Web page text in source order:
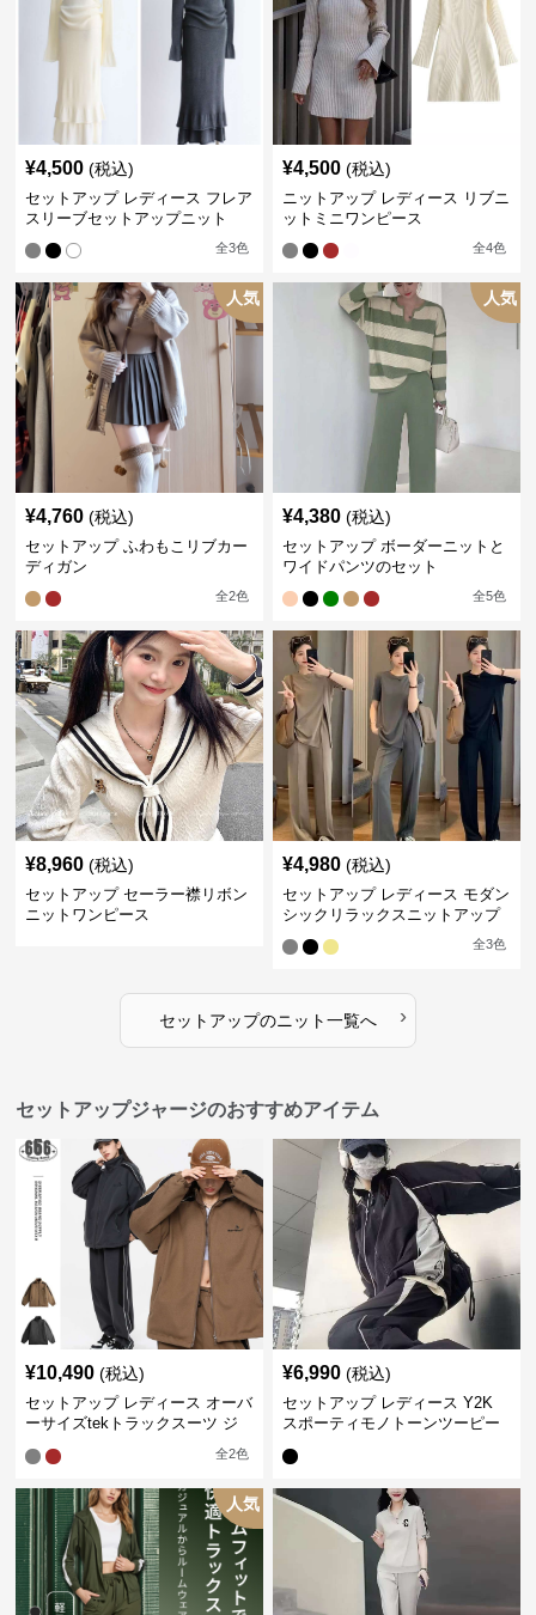
¥4,500 (税込)
セットアップ レディース フレア
スリーブセットアップニット
全3色
¥4,500 (税込)
ニットアップ レディース リブニ
ットミニワンピース
全4色
人気
¥4,760 (税込)
セットアップ ふわもこリブカー
ディガン
全2色
人気
¥4,380 (税込)
セットアップ ボーダーニットと
ワイドパンツのセット
全5色
¥8,960 (税込)
セットアップ セーラー襟リボン
ニットワンピース
¥4,980 (税込)
セットアップ レディース モダン
シックリラックスニットアップ
全3色
セットアップのニット一覧へ ›
セットアップジャージのおすすめアイテム
¥10,490 (税込)
セットアップ レディース オーバ
ーサイズtekトラックスーツ ジ
全2色
¥6,990 (税込)
セットアップ レディース Y2K
スポーティモノトーンツーピー
人気